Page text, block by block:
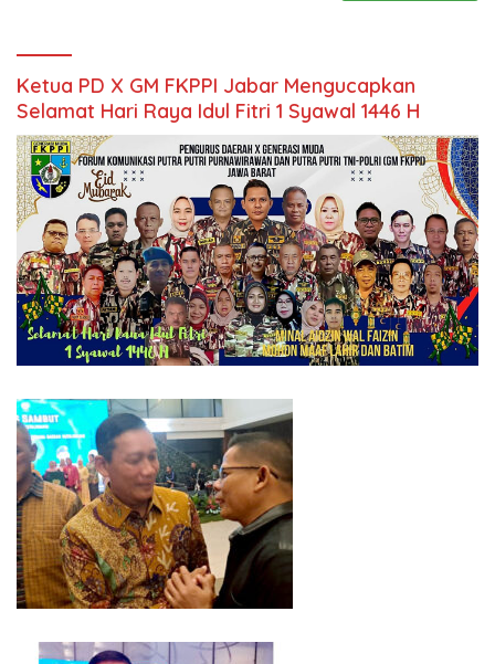
Ketua PD X GM FKPPI Jabar Mengucapkan
Selamat Hari Raya Idul Fitri 1 Syawal 1446 H